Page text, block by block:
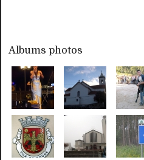
Albums photos